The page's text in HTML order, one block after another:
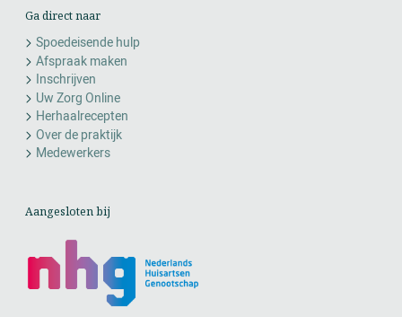
Ga direct naar
Spoedeisende hulp
Afspraak maken
Inschrijven
Uw Zorg Online
Herhaalrecepten
Over de praktijk
Medewerkers
Aangesloten bij